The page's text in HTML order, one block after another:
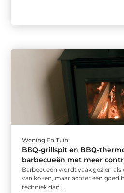
Woning En Tuin
BBQ-grillspit en BBQ-
barbecueën met meer
Barbecueën wordt vaak gezien
van koken, maar achter een goed
techniek dan ...